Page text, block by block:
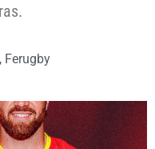
, Ferugby